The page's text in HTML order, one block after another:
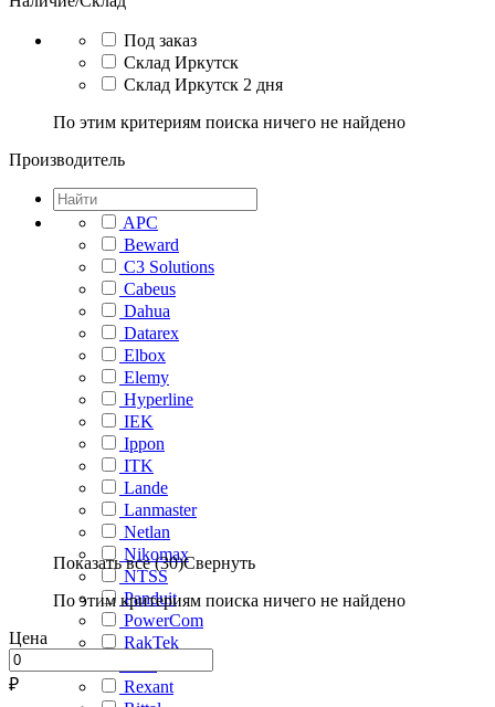
Под заказ
Склад Иркутск
Склад Иркутск 2 дня
По этим критериям поиска ничего не найдено
Производитель
APC
Beward
C3 Solutions
Cabeus
Dahua
Datarex
Elbox
Elemy
Hyperline
IEK
Ippon
ITK
Lande
Lanmaster
Netlan
Nikomax
NTSS
Panduit
PowerCom
RakTek
Rexant
Показать все (30)Свернуть
По этим критериям поиска ничего не найдено
Цена
₽